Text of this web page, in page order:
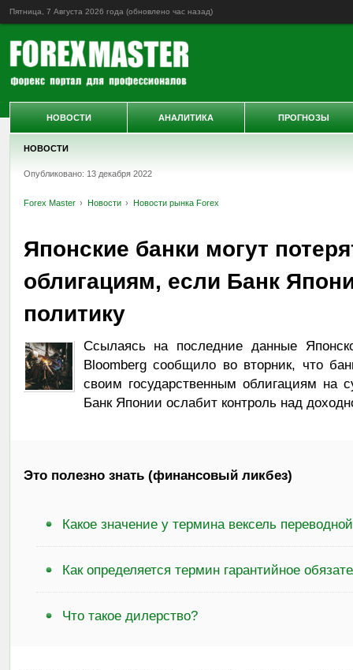
Пятница, 7 Августа 2026 года (обновлено час назад)
НОВОСТИ
Опубликовано: 13 декабря 2022
Forex Master Новости Новости рынка Forex
Японские банки могут
облигациям, если Банк
политику
Ссылаясь на последние данные
Bloomberg сообщило во вторник, что
своим государственным облигациям
Банк Японии ослабит контроль над
Это полезно знать (финансовый ликбез)
Какое значение у термина вексель
Как определяется термин гарантийное
Что такое дилерство?
НОВОСТИ АНАЛИТИКА ПРОГНОЗЫ